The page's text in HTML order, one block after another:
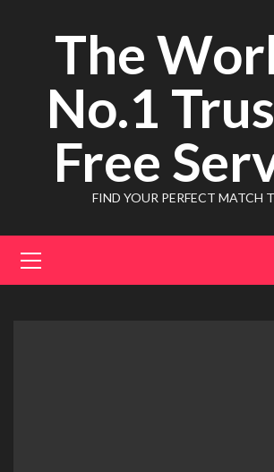
The
No.1
Free
FIND YOUR PERFECT MATCH
Menu